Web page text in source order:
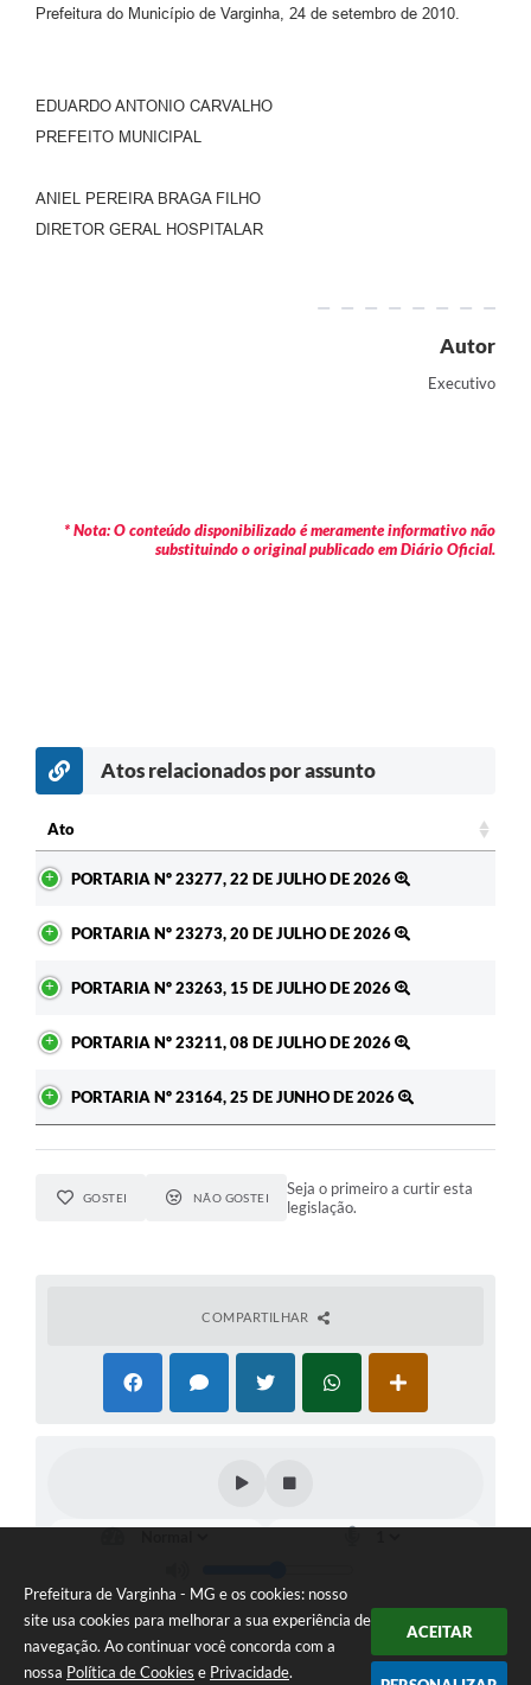
Prefeitura de Varginha - MG e os cookies: nosso
site usa cookies para melhorar a sua experiência de
navegação. Ao continuar você concorda com a
nossa Política de Cookies e Privacidade.
ACEITAR
Prefeitura do Município de Varginha, 24 de setembro de 2010.
EDUARDO ANTONIO CARVALHO
PREFEITO MUNICIPAL
ANIEL PEREIRA BRAGA FILHO
DIRETOR GERAL HOSPITALAR
Autor
Executivo
* Nota: O conteúdo disponibilizado é meramente informativo não
substituindo o original publicado em Diário Oficial.
Atos relacionados por assunto
Ato
PORTARIA Nº 23277, 22 DE JULHO DE 2026
PORTARIA Nº 23273, 20 DE JULHO DE 2026
PORTARIA Nº 23263, 15 DE JULHO DE 2026
PORTARIA Nº 23211, 08 DE JULHO DE 2026
PORTARIA Nº 23164, 25 DE JUNHO DE 2026
GOSTEI NÃO GOSTEI
Seja o primeiro a curtir esta
legislação.
COMPARTILHAR